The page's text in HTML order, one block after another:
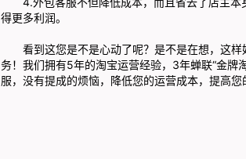
得更多利润。
看到这您是不是心动了呢？是不是在想，这样
务！我们拥有5年的淘宝运营经验，3年蝉联“金牌
服，没有提成的烦恼，降低您的运营成本，提高